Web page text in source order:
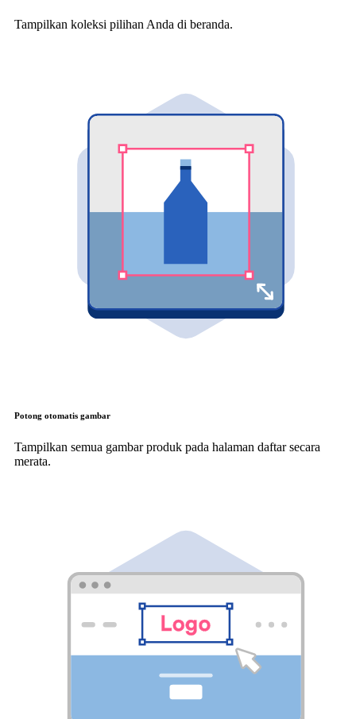
Tampilkan koleksi pilihan Anda di beranda.
Potong otomatis gambar
Tampilkan semua gambar produk pada halaman daftar secara
merata.